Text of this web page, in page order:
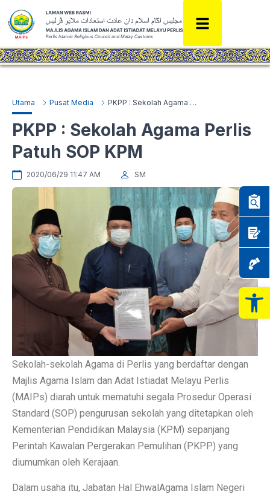
Utama Pusat Media PKPP : Sekolah Agama Perlis Patuh SOP KPM
PKPP : Sekolah Agama Perlis
Patuh SOP KPM
2020/06/29 11:47 AM SM
Sekolah-sekolah Agama di Perlis yang berdaftar dengan
Majlis Agama Islam dan Adat Istiadat Melayu Perlis
(MAIPs) diarah untuk mematuhi segala Prosedur Operasi
Standard (SOP) pengurusan sekolah yang ditetapkan oleh
Kementerian Pendidikan Malaysia (KPM) sepanjang
Perintah Kawalan Pergerakan Pemulihan (PKPP) yang
diumumkan oleh Kerajaan.
Dalam usaha itu, Jabatan Hal EhwalAgama Islam Negeri